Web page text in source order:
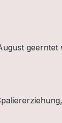
geerntet